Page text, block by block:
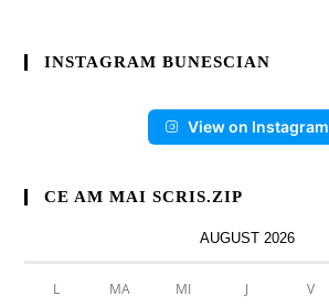
INSTAGRAM BUNESCIAN
View on Instagram
CE AM MAI SCRIS.ZIP
AUGUST 2026
L MA MI J V